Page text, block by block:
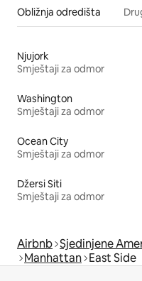
Obližnja odredišta
Njujork
Smještaji za odmor
Washington
Smještaji za odmor
Ocean City
Smještaji za odmor
Džersi Siti
Smještaji za odmor
Airbnb Sjedinjene
Manhattan East Side